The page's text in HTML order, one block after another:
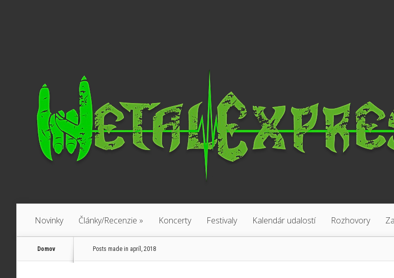
Novinky Články/Recenzie » Koncerty Festivaly Kalendár udalostí Rozhovory
Domov Posts made in apríl, 2018